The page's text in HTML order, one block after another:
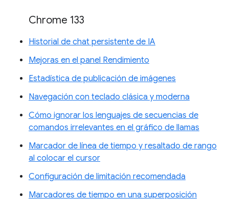
Chrome 133
Historial de chat persistente de IA
Mejoras en el panel Rendimiento
Estadística de publicación de imágenes
Navegación con teclado clásica y moderna
Cómo ignorar los lenguajes de secuencias de
comandos irrelevantes en el gráfico de llamas
Marcador de línea de tiempo y resaltado de rango
al colocar el cursor
Configuración de limitación recomendada
Marcadores de tiempo en una superposición